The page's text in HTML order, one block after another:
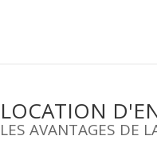
LOCATION
LES AVANTAGES DE